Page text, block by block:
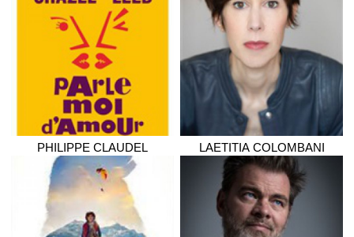
PHILIPPE CLAUDEL LAETITIA COLOMBANI